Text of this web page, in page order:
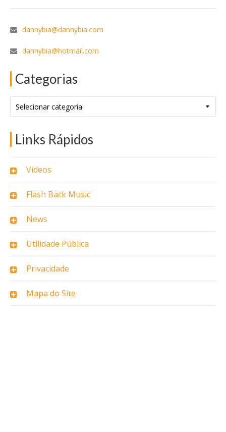
dannybia@dannybia.com
dannybia@hotmail.com
Categorias
Links Rápidos
Vídeos
Flash Back Music
News
Utilidade Pública
Privacidade
Mapa do Site